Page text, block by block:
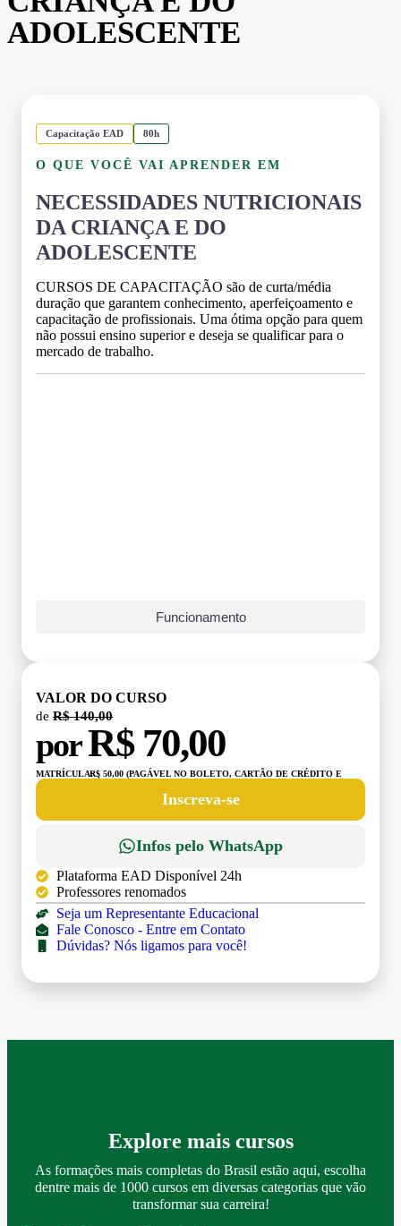
ADOLESCENTE
Capacitação EAD 80h
O QUE VOCÊ VAI APRENDER EM
NECESSIDADES NUTRICIONAIS
DA CRIANÇA E DO
ADOLESCENTE
CURSOS DE CAPACITAÇÃO são de curta/média
duração que garantem conhecimento, aperfeiçoamento e
capacitação de profissionais. Uma ótima opção para quem
não possui ensino superior e deseja se qualificar para o
mercado de trabalho.
Funcionamento
VALOR DO CURSO
de R$ 140,00
porR$ 70,00
MATRÍCULA:R$ 50,00 (PAGÁVEL NO BOLETO, CARTÃO DE CRÉDITO E
Inscreva-se
Infos pelo WhatsApp
Plataforma EAD Disponível 24h
Professores renomados
Seja um Representante Educacional
Fale Conosco - Entre em Contato
Dúvidas? Nós ligamos para você!
Explore mais cursos
As formações mais completas do Brasil estão aqui, escolha
dentre mais de 1000 cursos em diversas categorias que vão
transformar sua carreira!